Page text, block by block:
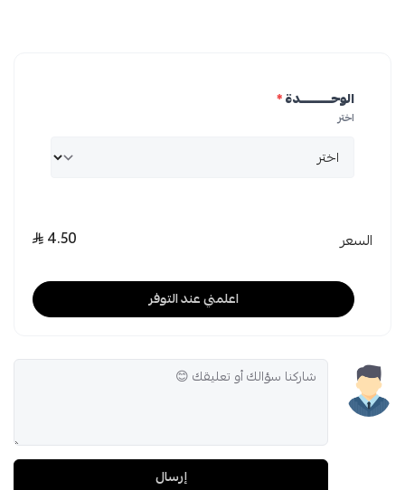
الوحـــــــــــدة*
اختر
السعر 4.50
اعلمني عند التوفر
إرسال